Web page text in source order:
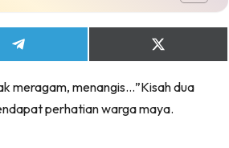
Share
on
Share
on
(Twitter)
meragam, menangis…”Kisah dua
perhatian warga maya.